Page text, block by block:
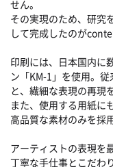
せん。
その実現のため、研究
して完成したのが
印刷には、日本国内に
ン「KM-1」を使用。
と、繊細な表現の再現
また、使用する用紙に
高品質な素材のみを採
アーティストの表現を
丁寧な手仕事とこだわ